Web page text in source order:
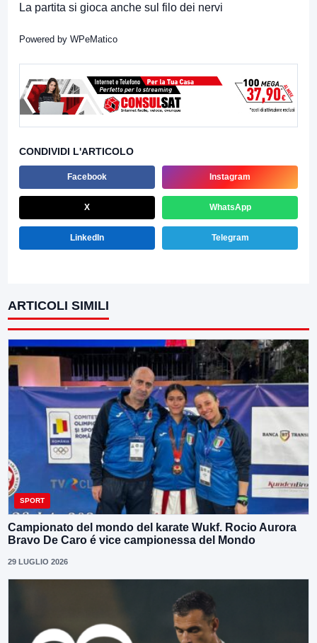
La partita si gioca anche sul filo dei nervi
Powered by WPeMatico
CONDIVIDI L'ARTICOLO
Facebook Instagram
X WhatsApp
LinkedIn Telegram
ARTICOLI SIMILI
SPORT
Campionato del mondo del karate Wukf. Rocio Aurora
Bravo De Caro é vice campionessa del Mondo
29 LUGLIO 2026